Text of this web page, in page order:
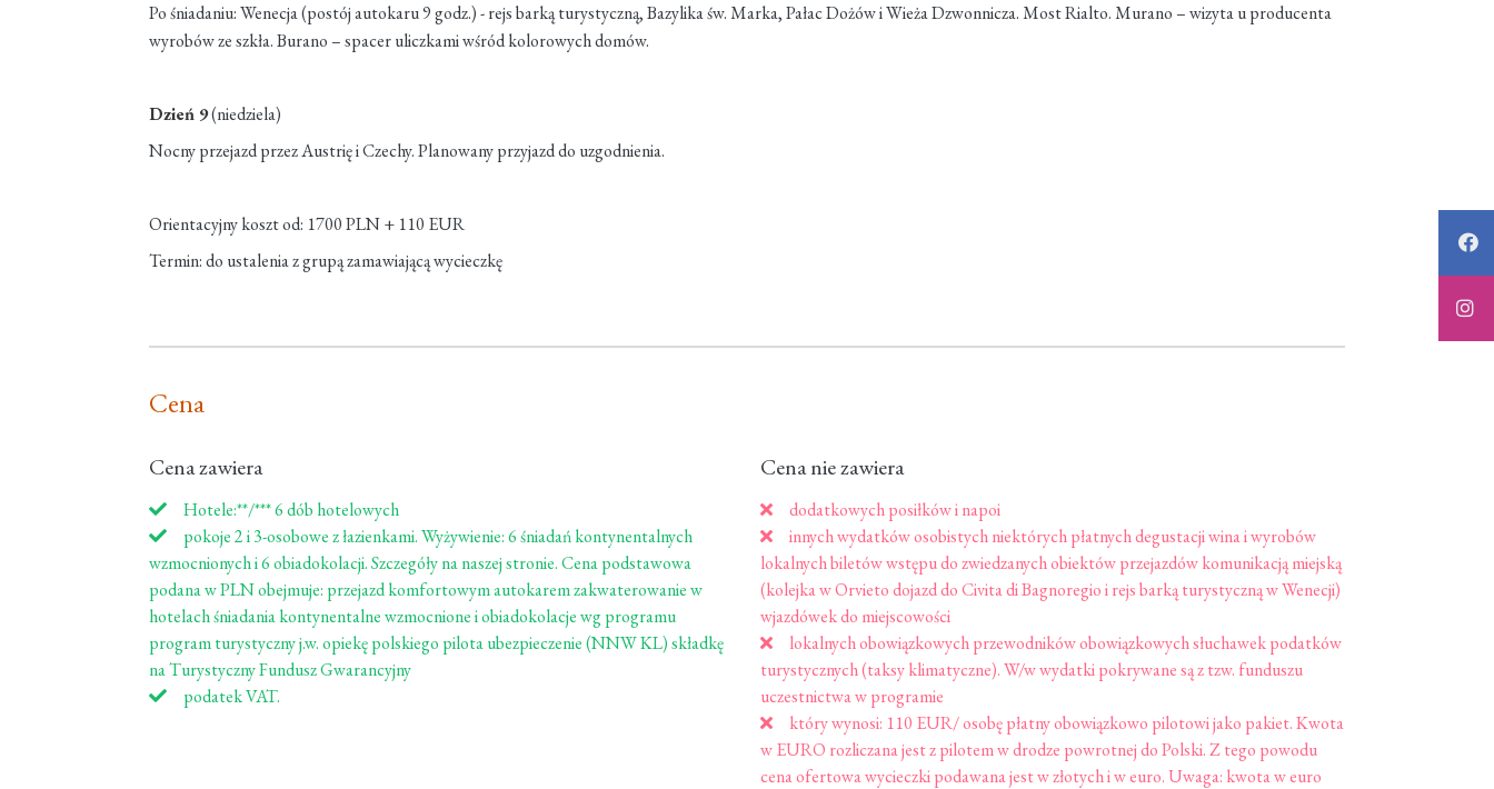
Po śniadaniu: Wenecja (postój autokaru 9 godz.) - rejs barką turystyczną, Bazylika św. Marka, Pałac Dożów i Wieża Dzwonnicza. Most Rialto. Murano – wizyta u producenta
wyrobów ze szkła. Burano – spacer uliczkami wśród kolorowych domów.
Dzień 9(niedziela)
Nocny przejazd przez Austrię i Czechy. Planowany przyjazd do uzgodnienia.
Orientacyjny koszt od: 1700 PLN + 110 EUR
Termin: do ustalenia z grupą zamawiającą wycieczkę
Cena
Cena zawiera
Hotele:**/*** 6 dób hotelowych
pokoje 2 i 3-osobowe z łazienkami. Wyżywienie: 6 śniadań kontynentalnych
wzmocnionych i 6 obiadokolacji. Szczegóły na naszej stronie. Cena podstawowa
podana w PLN obejmuje: przejazd komfortowym autokarem zakwaterowanie w
hotelach śniadania kontynentalne wzmocnione i obiadokolacje wg programu
program turystyczny j.w. opiekę polskiego pilota ubezpieczenie (NNW KL) składkę
na Turystyczny Fundusz Gwarancyjny
podatek VAT.
Cena nie zawiera
dodatkowych posiłków i napoi
innych wydatków osobistych niektórych płatnych degustacji wina i wyrobów
lokalnych biletów wstępu do zwiedzanych obiektów przejazdów komunikacją miejską
(kolejka w Orvieto dojazd do Civita di Bagnoregio i rejs barką turystyczną w Wenecji)
wjazdówek do miejscowości
lokalnych obowiązkowych przewodników obowiązkowych słuchawek podatków
turystycznych (taksy klimatyczne). W/w wydatki pokrywane są z tzw. funduszu
uczestnictwa w programie
który wynosi: 110 EUR/ osobę płatny obowiązkowo pilotowi jako pakiet. Kwota
w EURO rozliczana jest z pilotem w drodze powrotnej do Polski. Z tego powodu
cena ofertowa wycieczki podawana jest w złotych i w euro. Uwaga: kwota w euro